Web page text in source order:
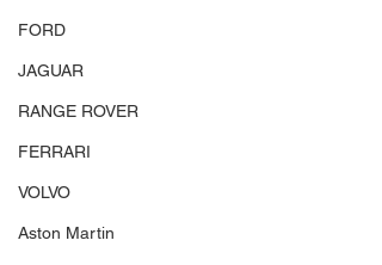
FORD
JAGUAR
RANGE ROVER
FERRARI
VOLVO
Aston Martin